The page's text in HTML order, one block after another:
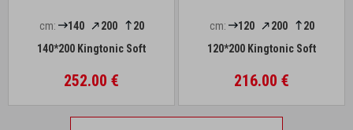
cm: 140 200
20
140*200 Kingtonic Soft
252.00 €
cm: 120 200
20
120*200 Kingtonic Soft
216.00 €